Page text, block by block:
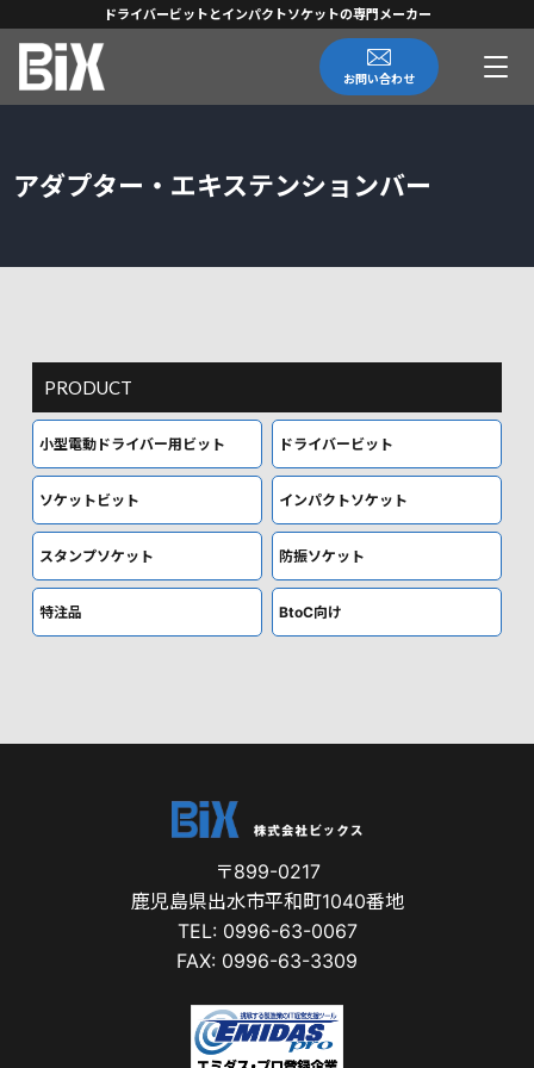
ドライバービットとインパクトソケットの専門メーカー
お問い合わせ
アダプター・エキステンションバー
PRODUCT
小型電動ドライバー用ビット ドライバービット
ソケットビット インパクトソケット
スタンプソケット 防振ソケット
特注品 BtoC向け
〒899-0217
鹿児島県出水市平和町1040番地
TEL: 0996-63-0067
FAX: 0996-63-3309